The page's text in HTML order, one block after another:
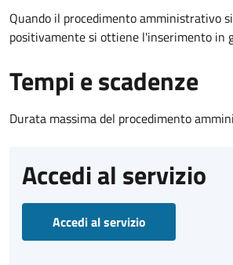
Quando il procedimento amministrativo
positivamente si ottiene l'inserimento in
Tempi e scadenze
Durata massima del procedimento
Accedi al servizio
Accedi al servizio